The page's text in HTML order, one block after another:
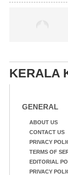
KERALA
GENERAL
ABOUT US
CONTACT US
PRIVACY
TERMS OF
EDITORIAL
PRIVACY